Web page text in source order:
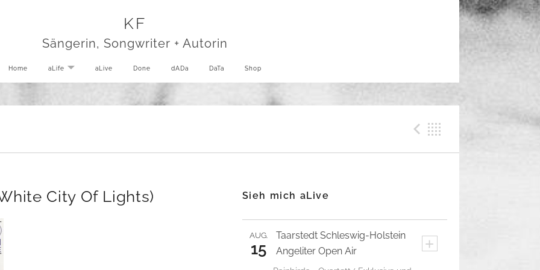
KF
Sängerin, Songwriter + Autorin
Home aLife EXPAND SUBMENU
aLive Done dADa DaTa Shop
Previous
City Of Lights) Sieh mich aLive
Taarstedt Schleswig-Holstein +
AUG.
15 Angeliter Open Air